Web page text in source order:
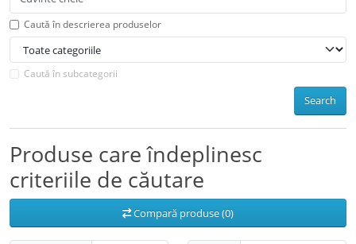
Caută în descrierea produselor
Caută în subcategorii
Search
Produse care îndeplinesc
criteriile de căutare
Compară produse (0)